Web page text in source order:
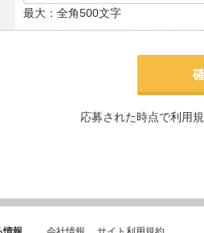
最大：全角500文字
応募された時点で利用